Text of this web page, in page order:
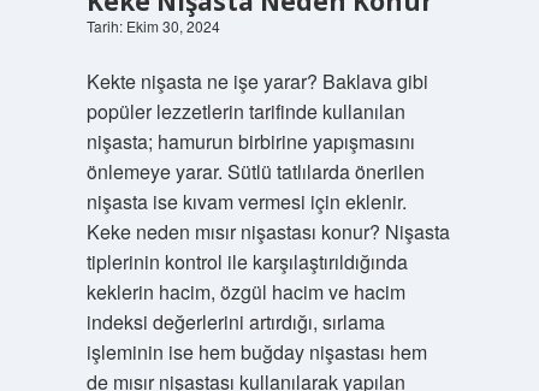
Tarih: Ekim 30, 2024
Kekte nişasta ne işe yarar? Baklava gibi
popüler lezzetlerin tarifinde kullanılan
nişasta; hamurun birbirine yapışmasını
önlemeye yarar. Sütlü tatlılarda önerilen
nişasta ise kıvam vermesi için eklenir.
Keke neden mısır nişastası konur? Nişasta
tiplerinin kontrol ile karşılaştırıldığında
keklerin hacim, özgül hacim ve hacim
indeksi değerlerini artırdığı, sırlama
işleminin ise hem buğday nişastası hem
de mısır nişastası kullanılarak yapılan